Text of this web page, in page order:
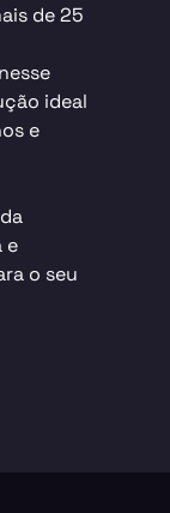
de 25
ideal
e
e
o seu